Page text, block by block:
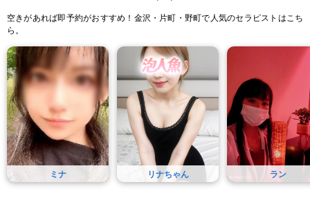
空きがあれば即予約がおすすめ！金沢・片町・野町で人気のセラピストはこち
ら。
ミナ リナちゃん ラン